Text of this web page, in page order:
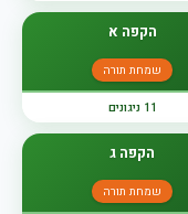
הקפה א
שמחת תורה
11 ניגונים
הקפה ג
שמחת תורה